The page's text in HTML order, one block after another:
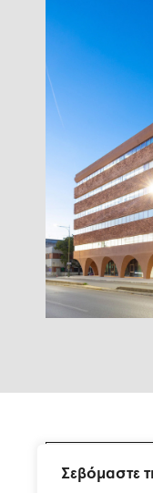
Σεβόμαστε